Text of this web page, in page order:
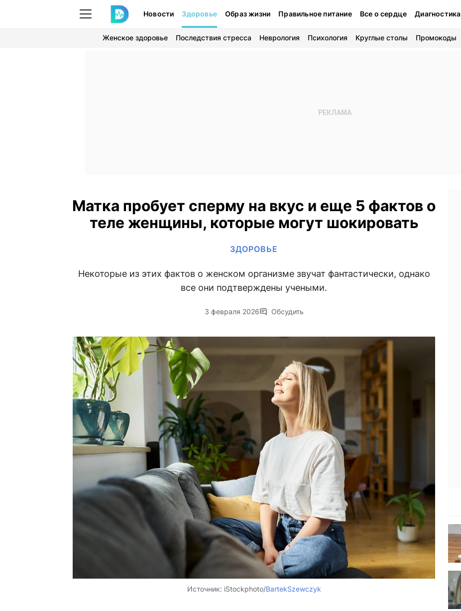
Новости Здоровье Образ жизни Правильное питание Все о сердце Диагностика
Женское здоровье Последствия стресса Неврология Психология Круглые столы Промокоды
Матка пробует сперму на вкус и еще 5 фактов о
теле женщины, которые могут шокировать
ЗДОРОВЬЕ
Некоторые из этих фактов о женском организме звучат фантастически, однако
все они подтверждены учеными.
3 февраля 2026 Обсудить
Источник: iStockphoto/BartekSzewczyk